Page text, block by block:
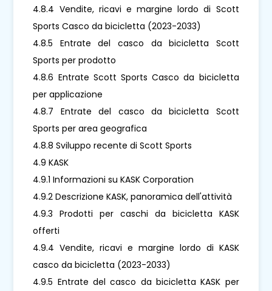
4.8.4 Vendite, ricavi e margine lordo di Scott
Sports Casco da bicicletta (2023-2033)
4.8.5 Entrate del casco da bicicletta Scott
Sports per prodotto
4.8.6 Entrate Scott Sports Casco da bicicletta
per applicazione
4.8.7 Entrate del casco da bicicletta Scott
Sports per area geografica
4.8.8 Sviluppo recente di Scott Sports
4.9 KASK
4.9.1 Informazioni su KASK Corporation
4.9.2 Descrizione KASK, panoramica dell'attività
4.9.3 Prodotti per caschi da bicicletta KASK
offerti
4.9.4 Vendite, ricavi e margine lordo di KASK
casco da bicicletta (2023-2033)
4.9.5 Entrate del casco da bicicletta KASK per